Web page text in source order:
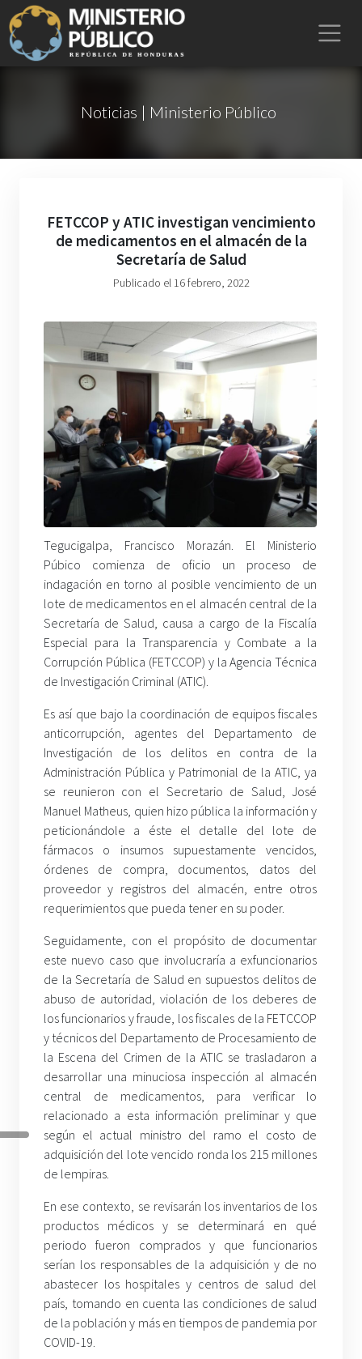
Noticias | Ministerio Público
FETCCOP y ATIC investigan vencimiento
de medicamentos en el almacén de la
Secretaría de Salud
Publicado el 16 febrero, 2022
Tegucigalpa, Francisco Morazán. El Ministerio
Púbico comienza de oficio un proceso de
indagación en torno al posible vencimiento de un
lote de medicamentos en el almacén central de la
Secretaría de Salud, causa a cargo de la Fiscalía
Especial para la Transparencia y Combate a la
Corrupción Pública (FETCCOP) y la Agencia Técnica
de Investigación Criminal (ATIC).
Es así que bajo la coordinación de equipos fiscales
anticorrupción, agentes del Departamento de
Investigación de los delitos en contra de la
Administración Pública y Patrimonial de la ATIC, ya
se reunieron con el Secretario de Salud, José
Manuel Matheus, quien hizo pública la información y
peticionándole a éste el detalle del lote de
fármacos o insumos supuestamente vencidos,
órdenes de compra, documentos, datos del
proveedor y registros del almacén, entre otros
requerimientos que pueda tener en su poder.
Seguidamente, con el propósito de documentar
este nuevo caso que involucraría a exfuncionarios
de la Secretaría de Salud en supuestos delitos de
abuso de autoridad, violación de los deberes de
los funcionarios y fraude, los fiscales de la FETCCOP
y técnicos del Departamento de Procesamiento de
la Escena del Crimen de la ATIC se trasladaron a
desarrollar una minuciosa inspección al almacén
central de medicamentos, para verificar lo
relacionado a esta información preliminar y que
según el actual ministro del ramo el costo de
adquisición del lote vencido ronda los 215 millones
de lempiras.
En ese contexto, se revisarán los inventarios de los
productos médicos y se determinará en qué
periodo fueron comprados y que funcionarios
serían los responsables de la adquisición y de no
abastecer los hospitales y centros de salud del
país, tomando en cuenta las condiciones de salud
de la población y más en tiempos de pandemia por
COVID-19.